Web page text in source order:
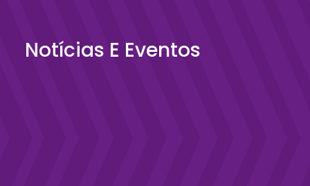
Notícias E Eventos